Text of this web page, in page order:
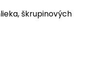
škrupinových